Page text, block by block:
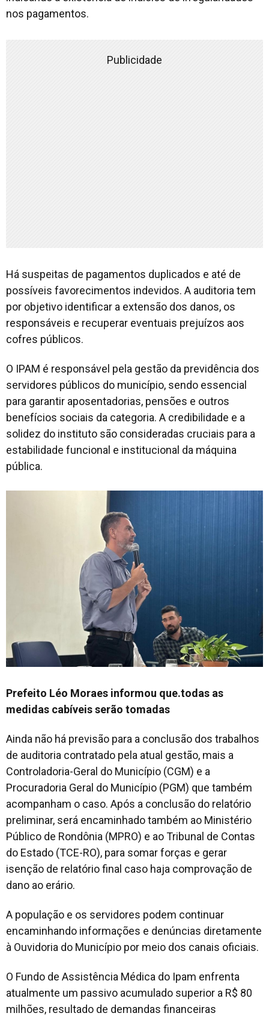
nos pagamentos.
Publicidade
Há suspeitas de pagamentos duplicados e até de
possíveis favorecimentos indevidos. A auditoria tem
por objetivo identificar a extensão dos danos, os
responsáveis e recuperar eventuais prejuízos aos
cofres públicos.
O IPAM é responsável pela gestão da previdência dos
servidores públicos do município, sendo essencial
para garantir aposentadorias, pensões e outros
benefícios sociais da categoria. A credibilidade e a
solidez do instituto são consideradas cruciais para a
estabilidade funcional e institucional da máquina
pública.
Prefeito Léo Moraes informou que.todas as
medidas cabíveis serão tomadas
Ainda não há previsão para a conclusão dos trabalhos
de auditoria contratado pela atual gestão, mais a
Controladoria-Geral do Município (CGM) e a
Procuradoria Geral do Município (PGM) que também
acompanham o caso. Após a conclusão do relatório
preliminar, será encaminhado também ao Ministério
Público de Rondônia (MPRO) e ao Tribunal de Contas
do Estado (TCE-RO), para somar forças e gerar
isenção de relatório final caso haja comprovação de
dano ao erário.
A população e os servidores podem continuar
encaminhando informações e denúncias diretamente
à Ouvidoria do Município por meio dos canais oficiais.
O Fundo de Assistência Médica do Ipam enfrenta
atualmente um passivo acumulado superior a R$ 80
milhões, resultado de demandas financeiras